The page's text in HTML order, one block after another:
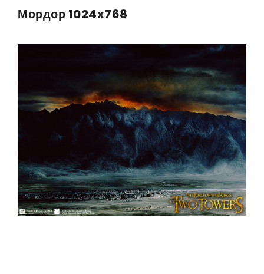
Мордор 1024x768